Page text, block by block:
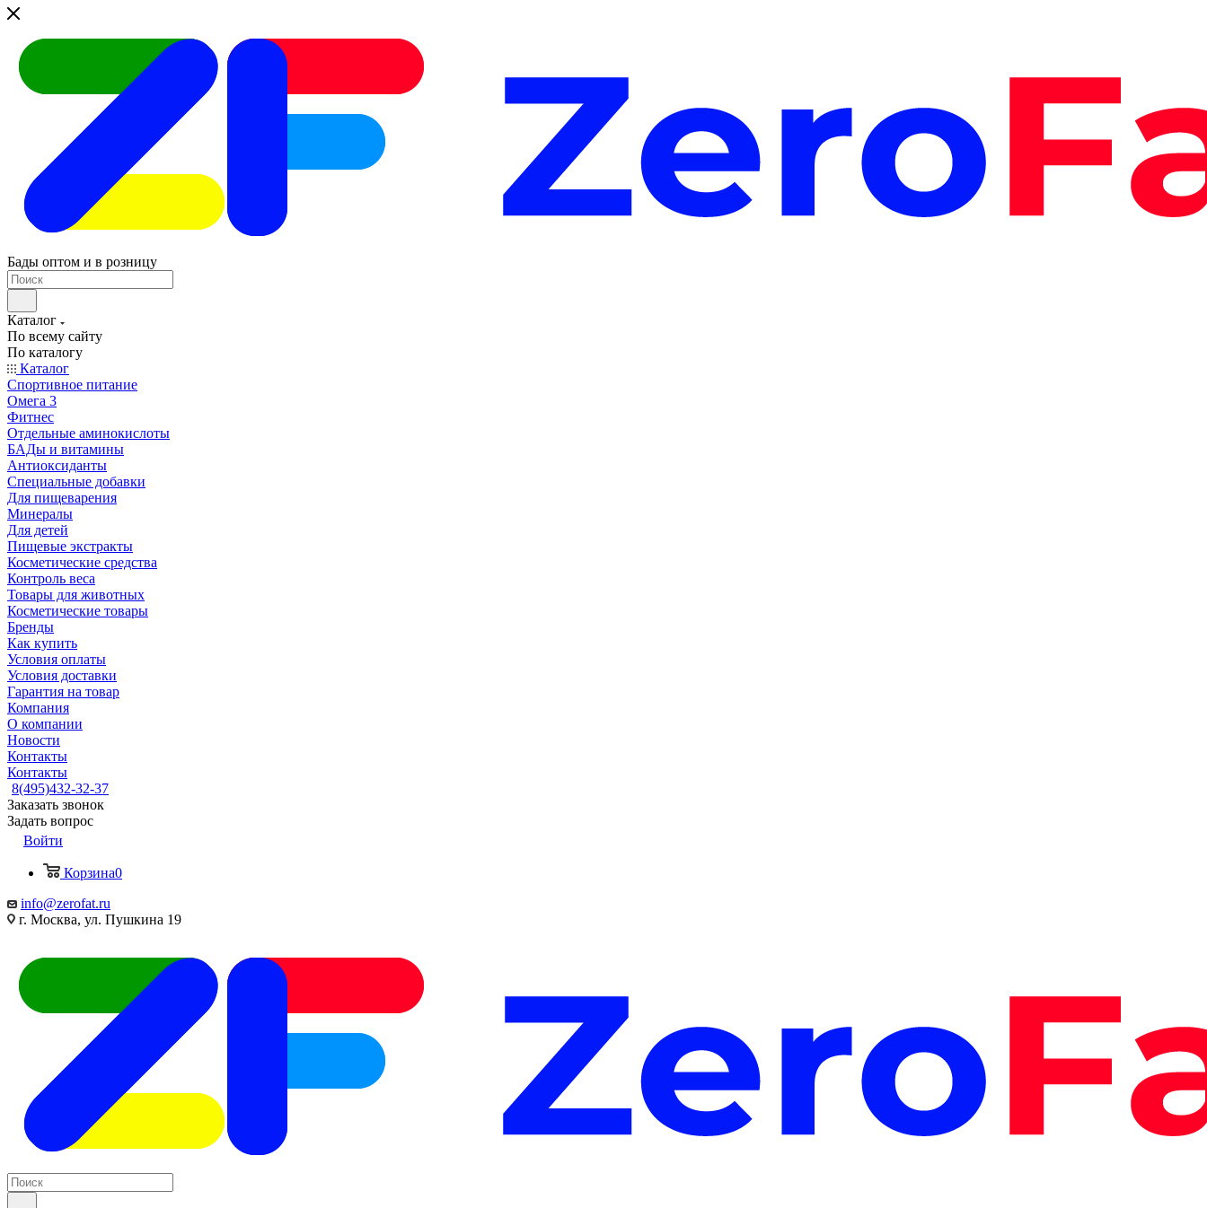
Бады оптом и в розницу
Каталог
По всему сайту
По каталогу
Каталог
Спортивное питание
Омега 3
Фитнес
Отдельные аминокислоты
БАДы и витамины
Антиоксиданты
Специальные добавки
Для пищеварения
Минералы
Для детей
Пищевые экстракты
Косметические средства
Контроль веса
Товары для животных
Косметические товары
Бренды
Как купить
Условия оплаты
Условия доставки
Гарантия на товар
Компания
О компании
Новости
Контакты
Контакты
8(495)432-32-37
Заказать звонок
Задать вопрос
Войти
Корзина0
info@zerofat.ru
г. Москва, ул. Пушкина 19